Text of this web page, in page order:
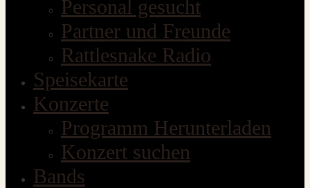
Personal gesucht
Partner und Freunde
Rattlesnake Radio
Speisekarte
Konzerte
Programm Herunterladen
Konzert suchen
Bands